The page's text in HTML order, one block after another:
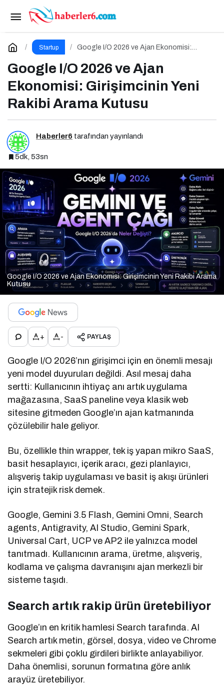
Startup
Google I/O 2026 ve Ajan Ekonomisi:
Google I/O 2026 ve Ajan
Ekonomisi: Girişimcinin Yeni
Rakibi Arama Kutusu
Haberler6 tarafından yayınlandı
5dk, 53sn
Google I/O 2026 ve Ajan Ekonomisi: Girişimcinin Yeni Rakibi Arama
Kutusu
+ - PAYLAŞ
Google I/O 2026’nın girişimci için en önemli mesajı
yeni model duyuruları değildi. Asıl mesaj daha
sertti: Kullanıcının ihtiyaç anı artık uygulama
mağazasına, SaaS paneline veya klasik web
sitesine gitmeden Google’ın ajan katmanında
çözülebilir hale geliyor.
Bu, özellikle thin wrapper, tek iş yapan mikro SaaS,
basit hesaplayıcı, içerik aracı, gezi planlayıcı,
alışveriş takip uygulaması ve basit iş akışı ürünleri
için stratejik risk demek.
Google, Gemini 3.5 Flash, Gemini Omni, Search
agents, Antigravity, AI Studio, Gemini Spark,
Universal Cart, UCP ve AP2 ile yalnızca model
tanıtmadı. Kullanıcının arama, üretme, alışveriş,
kodlama ve çalışma davranışını ajan merkezli bir
sisteme taşıdı.
Search artık rakip ürün üretebiliyor
Google’ın en kritik hamlesi Search tarafında. AI
Search artık metin, görsel, dosya, video ve Chrome
sekmeleri gibi çoklu girdileri birlikte anlayabiliyor.
Daha önemlisi, sorunun formatına göre anlık
arayüz üretebiliyor.
OpenAI’ın 1 Trilyon Dolarlık IPO Başvurusu
Yorum Yap